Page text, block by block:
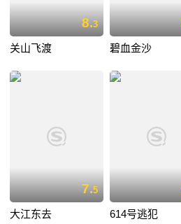
8.3
关山飞渡 碧血金沙
7.5
大江东去 614号逃犯